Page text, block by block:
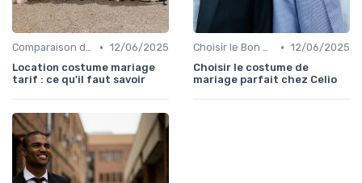
Comparaison de Prix et de Marques • 12/06/2025
Location costume mariage
tarif : ce qu'il faut savoir
Choisir le Bon Costume • 12/06/2025
Choisir le costume de
mariage parfait chez Celio